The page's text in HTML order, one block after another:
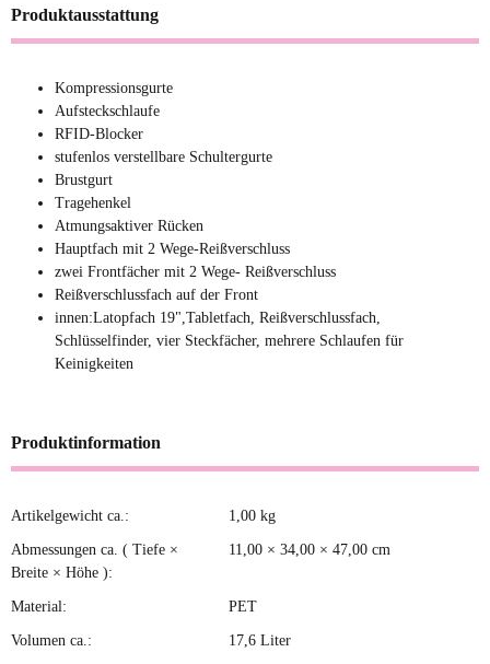
Produktausstattung
Kompressionsgurte
Aufsteckschlaufe
RFID-Blocker
stufenlos verstellbare Schultergurte
Brustgurt
Tragehenkel
Atmungsaktiver Rücken
Hauptfach mit 2 Wege-Reißverschluss
zwei Frontfächer mit 2 Wege- Reißverschluss
Reißverschlussfach auf der Front
innen:Latopfach 19",Tabletfach, Reißverschlussfach,
Schlüsselfinder, vier Steckfächer, mehrere Schlaufen für
Keinigkeiten
Produktinformation
Produkteigenschaft
Wert
Artikelgewicht ca.: 1,00 kg
Abmessungen ca. ( Tiefe ×
Breite × Höhe ):
11,00 × 34,00 × 47,00 cm
Material: PET
Volumen ca.: 17,6 Liter